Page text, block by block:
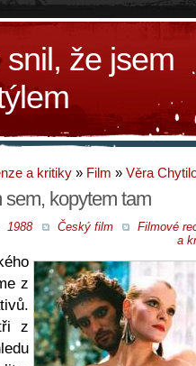
že jsem
a kritiky » Film » Věra
kopytem tam
1988 Český film
Filmové
a
z
z